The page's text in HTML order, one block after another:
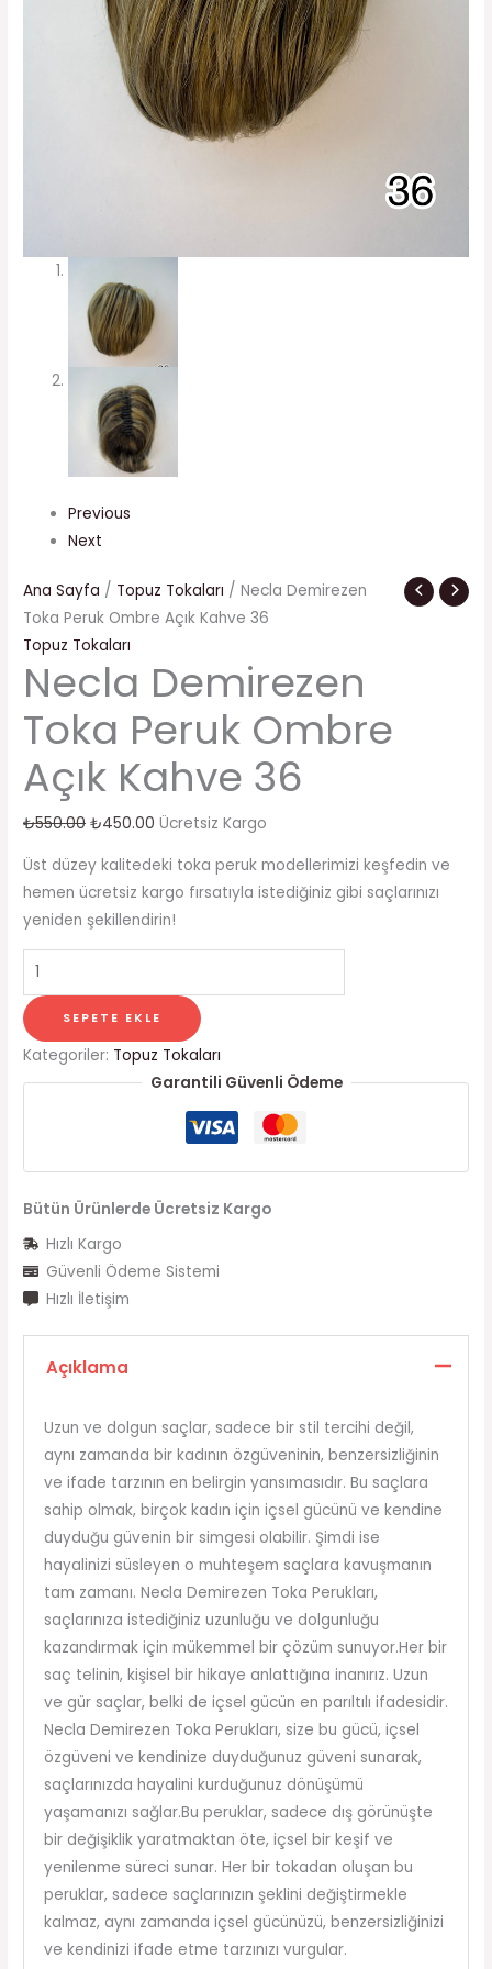
Previous
Next
Ana Sayfa / Topuz Tokaları / Necla Demirezen
Toka Peruk Ombre Açık Kahve 36
Topuz Tokaları
Necla Demirezen
Toka Peruk Ombre
Açık Kahve 36
₺550.00 ₺450.00 Ücretsiz Kargo
Üst düzey kalitedeki toka peruk modellerimizi keşfedin ve
hemen ücretsiz kargo fırsatıyla istediğiniz gibi saçlarınızı
yeniden şekillendirin!
SEPETE EKLE
Kategoriler: Topuz Tokaları
Garantili Güvenli Ödeme
Bütün Ürünlerde Ücretsiz Kargo
Hızlı Kargo
Güvenli Ödeme Sistemi
Hızlı İletişim
Açıklama
Uzun ve dolgun saçlar, sadece bir stil tercihi değil,
aynı zamanda bir kadının özgüveninin, benzersizliğinin
ve ifade tarzının en belirgin yansımasıdır. Bu saçlara
sahip olmak, birçok kadın için içsel gücünü ve kendine
duyduğu güvenin bir simgesi olabilir. Şimdi ise
hayalinizi süsleyen o muhteşem saçlara kavuşmanın
tam zamanı. Necla Demirezen Toka Perukları,
saçlarınıza istediğiniz uzunluğu ve dolgunluğu
kazandırmak için mükemmel bir çözüm sunuyor.Her bir
saç telinin, kişisel bir hikaye anlattığına inanırız. Uzun
ve gür saçlar, belki de içsel gücün en parıltılı ifadesidir.
Necla Demirezen Toka Perukları, size bu gücü, içsel
özgüveni ve kendinize duyduğunuz güveni sunarak,
saçlarınızda hayalini kurduğunuz dönüşümü
yaşamanızı sağlar.Bu peruklar, sadece dış görünüşte
bir değişiklik yaratmaktan öte, içsel bir keşif ve
yenilenme süreci sunar. Her bir tokadan oluşan bu
peruklar, sadece saçlarınızın şeklini değiştirmekle
kalmaz, aynı zamanda içsel gücünüzü, benzersizliğinizi
ve kendinizi ifade etme tarzınızı vurgular.